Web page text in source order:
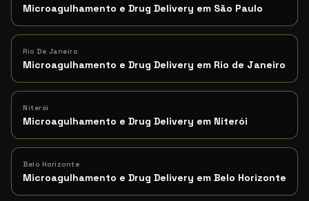
Microagulhamento e Drug Delivery em São Paulo
Rio De Janeiro
Microagulhamento e Drug Delivery em Rio de Janeiro
Niterói
Microagulhamento e Drug Delivery em Niterói
Belo Horizonte
Microagulhamento e Drug Delivery em Belo Horizonte